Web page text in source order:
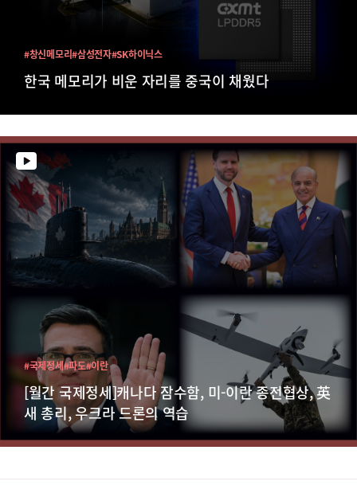
한국 메모리가 비운 자리를 중국이 채웠다
#창신메모리#삼성전자#SK하이닉스
[월간 국제정세]캐나다 잠수함, 미-이란 종전협상, 英
새 총리, 우크라 드론의 역습
#국제정세#파도#이란